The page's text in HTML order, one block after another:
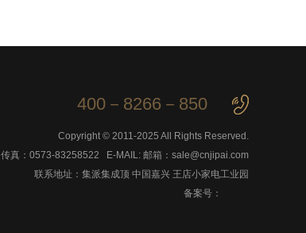
400－8266－850
Copyright © 2011-2025 All Rights Reserved.
传真：0573-83258522 E-MAIL: 邮箱：sale@cnjipai.com
联系地址：集派集成顶 中国嘉兴 王店小家电工业园
备案号：